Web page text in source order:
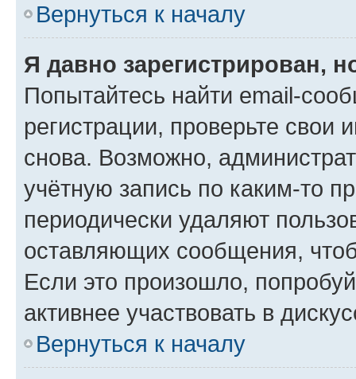
Вернуться к началу
Я давно зарегистрирован,
Попытайтесь найти email-
регистрации, проверьте свои
снова. Возможно,
учётную запись по каким-то
периодически удаляют
оставляющих сообщения,
Если это произошло,
активнее участвовать в
Вернуться к началу